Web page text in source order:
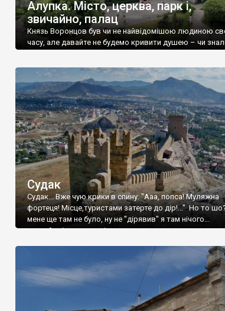
Алупка. Місто, церква, парк і,
звичайно, палац
Князь Воронцов був чи не найвідомішою людиною
часу, але давайте не будемо кривити душею – чи
Судак
Судак... Вже чую крики в спину: "Ааа, попса! Муляжна
фортеця! Місце,туристами затерте до дір!..." Но то
мене ще там не було, ну не "дірявив" я там нічого...
принаймні до цього літа.